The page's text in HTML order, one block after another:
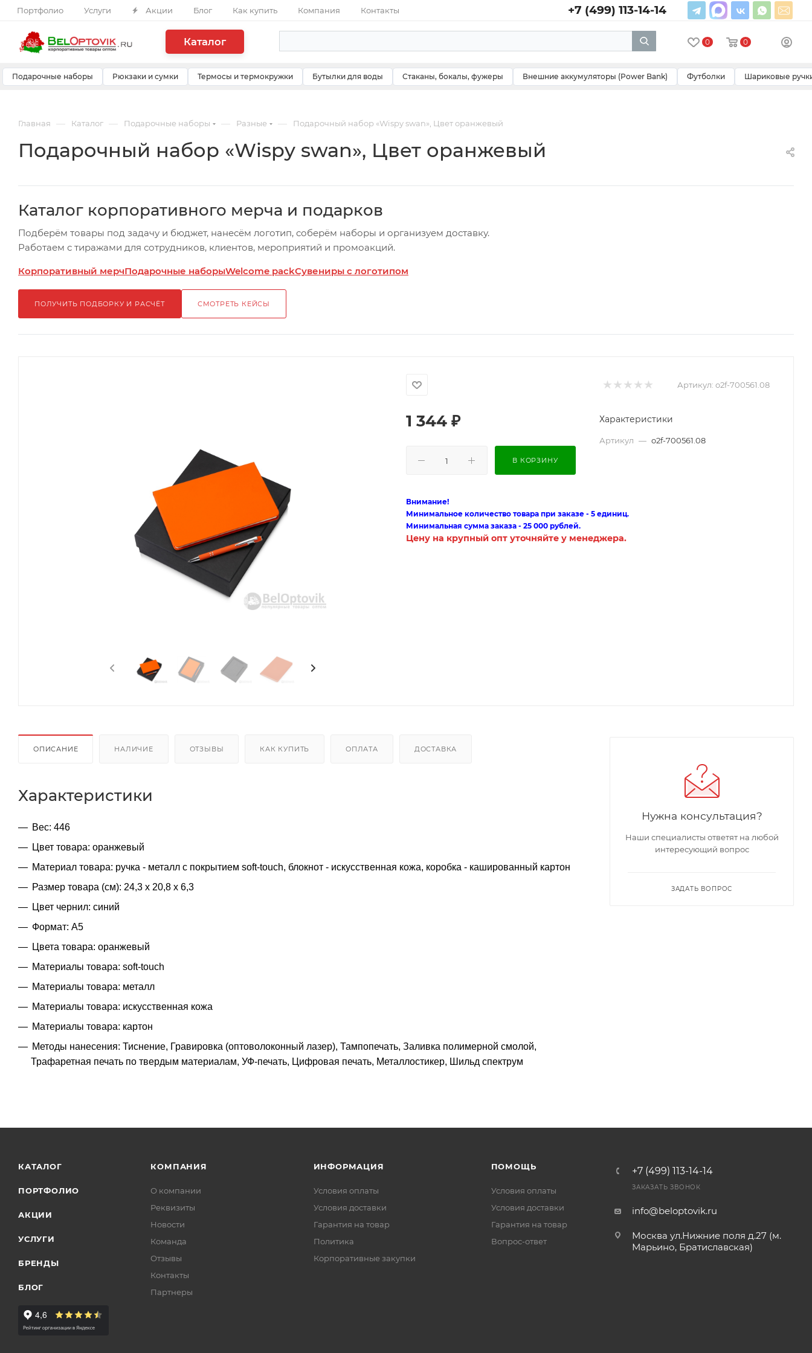
Портфолио Услуги Акции Блог Как купить Компания Контакты +7 (499) 113-14-14
Каталог 0 0
Подарочные наборы Рюкзаки и сумки Термосы и термокружки Бутылки для воды Стаканы, бокалы, фужеры Внешние аккумуляторы (Power Bank) Футболки Шариковые
Главная — Каталог — Подарочные наборы — Разные — Подарочный набор «Wispy swan», Цвет оранжевый
Подарочный набор «Wispy swan», Цвет оранжевый
Каталог корпоративного мерча и подарков
Подберём товары под задачу и бюджет, нанесём логотип, соберём наборы и организуем доставку.
Работаем с тиражами для сотрудников, клиентов, мероприятий и промоакций.
Корпоративный мерчПодарочные наборыWelcome packСувениры с логотипом
ПОЛУЧИТЬ ПОДБОРКУ И РАСЧЁТ СМОТРЕТЬ КЕЙСЫ
Артикул: o2f-700561.08
1 344 ₽
В КОРЗИНУ
Характеристики
Артикул — o2f-700561.08
Внимание!
Минимальное количество товара при заказе - 5 единиц.
Минимальная сумма заказа - 25 000 рублей.
Цену на крупный опт уточняйте у менеджера.
ОПИСАНИЕ НАЛИЧИЕ ОТЗЫВЫ КАК КУПИТЬ ОПЛАТА ДОСТАВКА
Характеристики
Вес: 446
Цвет товара: оранжевый
Материал товара: ручка - металл c покрытием soft-touch, блокнот - искусственная кожа, коробка - кашированный картон
Размер товара (см): 24,3 х 20,8 х 6,3
Цвет чернил: синий
Формат: A5
Цвета товара: оранжевый
Материалы товара: soft-touch
Материалы товара: металл
Материалы товара: искусственная кожа
Материалы товара: картон
Методы нанесения: Тиснение, Гравировка (оптоволоконный лазер), Тампопечать, Заливка полимерной смолой,
Трафаретная печать по твердым материалам, УФ-печать, Цифровая печать, Металлостикер, Шильд спектрум
Нужна консультация?
Наши специалисты ответят на любой
интересующий вопрос
ЗАДАТЬ ВОПРОС
КАТАЛОГ
ПОРТФОЛИО
АКЦИИ
УСЛУГИ
БРЕНДЫ
БЛОГ
КОМПАНИЯ
О компании
Реквизиты
Новости
Команда
Отзывы
Контакты
Партнеры
ИНФОРМАЦИЯ
Условия оплаты
Условия доставки
Гарантия на товар
Политика
Корпоративные закупки
ПОМОЩЬ
Условия оплаты
Условия доставки
Гарантия на товар
Вопрос-ответ
+7 (499) 113-14-14
ЗАКАЗАТЬ ЗВОНОК
info@beloptovik.ru
Москва ул.Нижние поля д.27 (м.
Марьино, Братиславская)